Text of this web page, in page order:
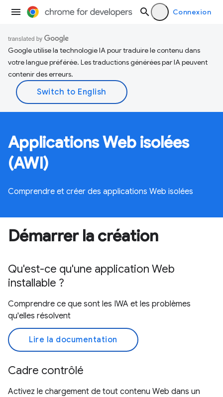
Connexion
Google utilise la technologie IA pour traduire le contenu dans
votre langue préférée. Les traductions générées par IA peuvent
contenir des erreurs.
Applications Web isolées
(AWI)
Comprendre et créer des applications Web isolées
Démarrer la création
Qu'est-ce qu'une application Web
installable ?
Comprendre ce que sont les IWA et les problèmes
qu'elles résolvent
Lire la documentation
Cadre contrôlé
Activez le chargement de tout contenu Web dans un